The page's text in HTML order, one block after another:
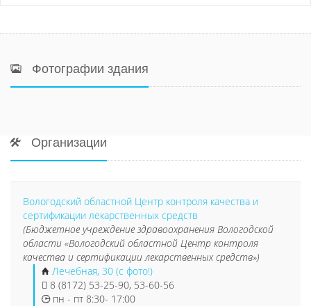
Фотографии здания
Организации
Вологодский областной Центр контроля качества и
сертификации лекарственных средств
(Бюджетное учреждение здравоохранения Вологодской
области «Вологодский областной Центр контроля
качества и сертификации лекарственных средств»)
Лечебная, 30 (с фото!)
8 (8172) 53-25-90, 53-60-56
пн - пт 8:30- 17:00